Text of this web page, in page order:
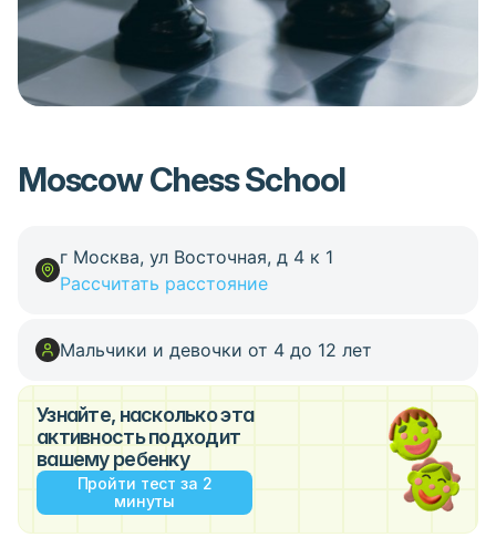
Moscow Chess School
г Москва, ул Восточная, д 4 к 1
Рассчитать расстояние
Мальчики и девочки от 4 до 12 лет
Узнайте, насколько эта
активность подходит
вашему ребенку
Пройти тест за 2
минуты